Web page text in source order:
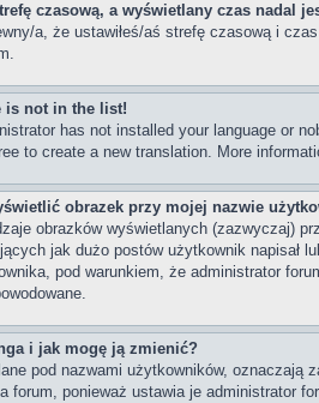
czasową, a wyświetlany czas nadal
a, że ustawiłeś/aś strefę czasową i
is not in the list!
has not installed your language or
to create a new translation. More
obrazek przy mojej nazwie
obrazków wyświetlanych (zazwyczaj)
jak dużo postów użytkownik
pod warunkiem, że administrator
i jak mogę ją zmienić?
pod nazwami użytkowników,
forum, ponieważ ustawia je administrator